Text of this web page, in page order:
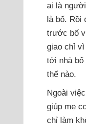
ai là
là bố. Rồi
trước bố
giao chỉ
tới nhà bố
thế nào.
Ngoài
giúp mẹ
chỉ làm